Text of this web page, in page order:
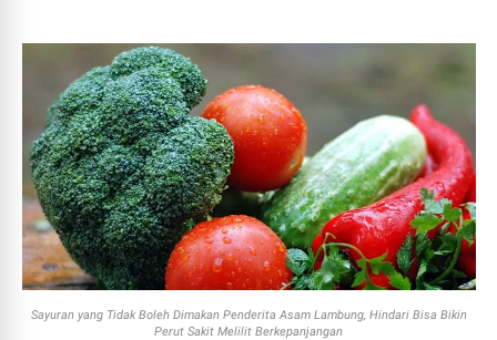
Sayuran yang Tidak Boleh Dimakan Penderita Asam Lambung, Hindari Bisa Bikin
Perut Sakit Melilit Berkepanjangan